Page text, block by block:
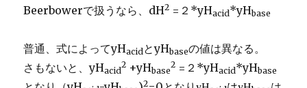
Beerbowerで扱うなら、dH2 =２*yHacid*yHbase
普通、式によってyHacid とyHbaseの値は異なる。
さもないと、yHacid
2 +yHbase
2 =２*yHacid*yHbase
2